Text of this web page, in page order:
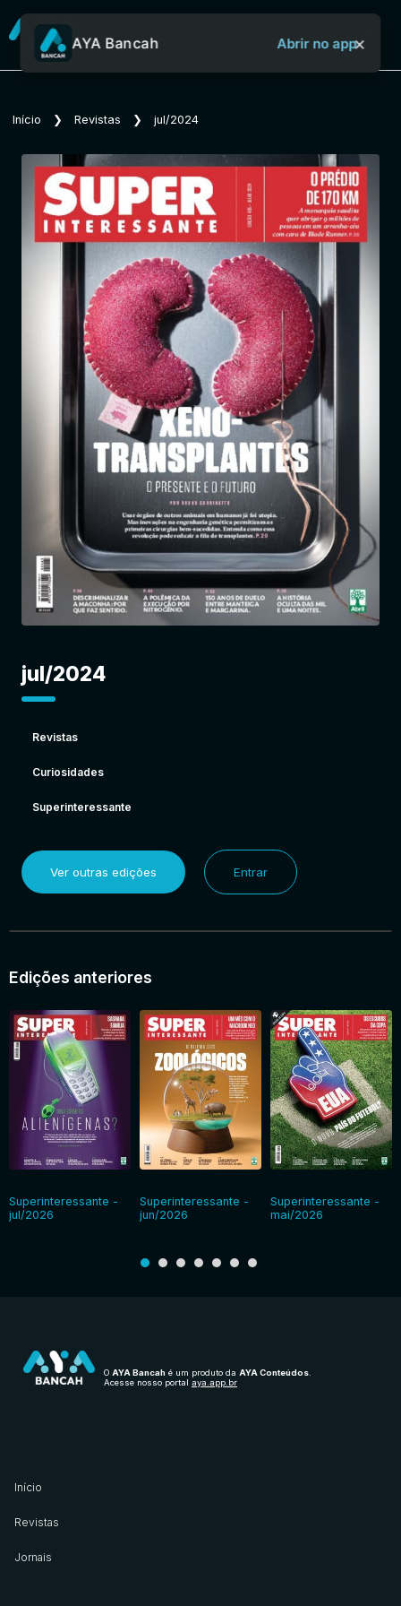
Sobre o Aya Bancah
Início
Revistas
Jornais
Notícias
Entrar
AYA Bancah Abrir no app×
Início ❯ Revistas ❯ jul/2024
jul/2024
Revistas
Curiosidades
Superinteressante
Ver outras edições Entrar
Edições anteriores
Superinteressante -
jul/2026
Superinteressante -
jun/2026
Superinteressante -
mai/2026
O AYA Bancah é um produto da AYA Conteúdos
Acesse nosso portal aya.app.br
Início
Revistas
Jornais